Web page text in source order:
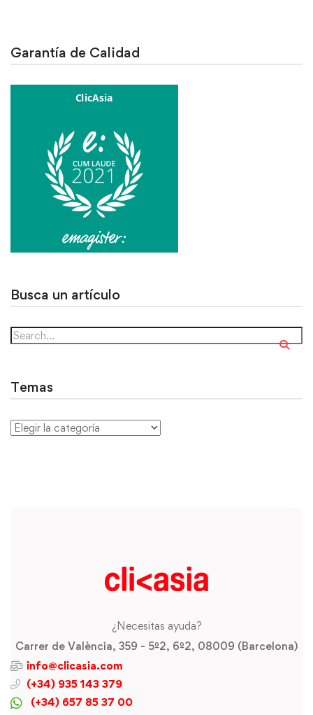
Garantía de Calidad
Busca un artículo
Temas
¿Necesitas ayuda?
Carrer de València, 359 - 5º2, 6º2, 08009 (Barcelona)
info@clicasia.com
(+34) 935 143 379
(+34) 657 85 37 00